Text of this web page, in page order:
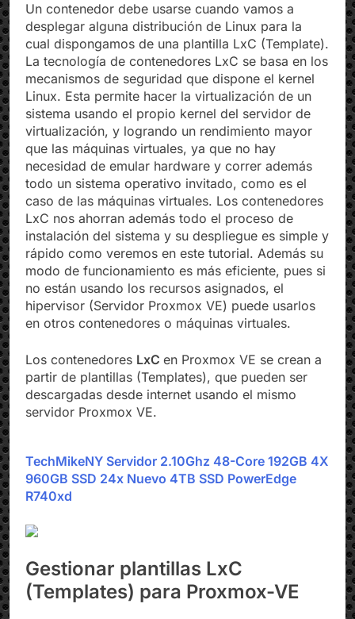
Un contenedor debe usarse cuando vamos a
desplegar alguna distribución de Linux para la
cual dispongamos de una plantilla LxC (Template).
La tecnología de contenedores LxC se basa en los
mecanismos de seguridad que dispone el kernel
Linux. Esta permite hacer la virtualización de un
sistema usando el propio kernel del servidor de
virtualización, y logrando un rendimiento mayor
que las máquinas virtuales, ya que no hay
necesidad de emular hardware y correr además
todo un sistema operativo invitado, como es el
caso de las máquinas virtuales. Los contenedores
LxC nos ahorran además todo el proceso de
instalación del sistema y su despliegue es simple y
rápido como veremos en este tutorial. Además su
modo de funcionamiento es más eficiente, pues si
no están usando los recursos asignados, el
hipervisor (Servidor Proxmox VE) puede usarlos
en otros contenedores o máquinas virtuales.
Los contenedores LxC en Proxmox VE se crean a
partir de plantillas (Templates), que pueden ser
descargadas desde internet usando el mismo
servidor Proxmox VE.
TechMikeNY Servidor 2.10Ghz 48-Core 192GB 4X
960GB SSD 24x Nuevo 4TB SSD PowerEdge
R740xd
Gestionar plantillas LxC
(Templates) para Proxmox-VE